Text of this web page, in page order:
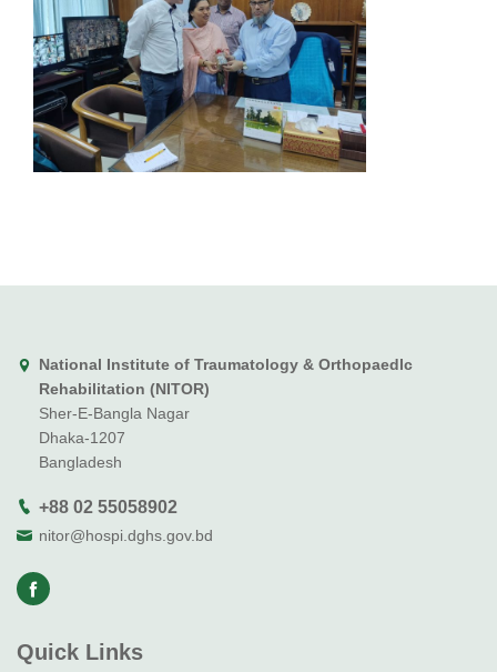
National Institute of Traumatology & Orthopaedlc
Rehabilitation (NITOR)
Sher-E-Bangla Nagar
Dhaka-1207
Bangladesh
+88 02 55058902
nitor@hospi.dghs.gov.bd
Quick Links